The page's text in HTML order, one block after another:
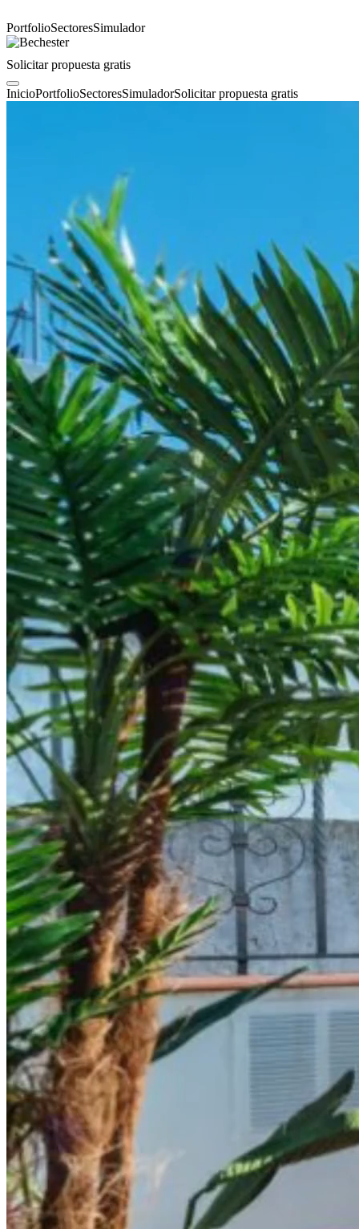
PortfolioSectoresSimulador
Solicitar propuesta gratis
InicioPortfolioSectoresSimuladorSolicitar propuesta gratis